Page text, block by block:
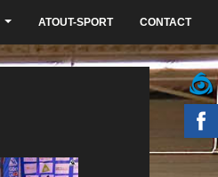
ATOUT-SPORT CONTACT